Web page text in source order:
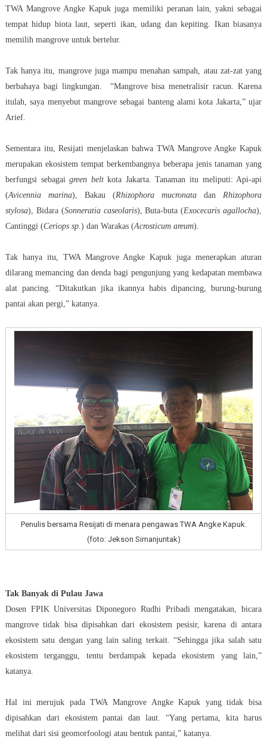
TWA Mangrove Angke Kapuk juga memiliki peranan lain, yakni sebagai
tempat hidup biota laut, seperti ikan, udang dan kepiting. Ikan biasanya
memilih mangrove untuk bertelur.
Tak hanya itu, mangrove juga mampu menahan sampah, atau zat-zat yang
berbahaya bagi lingkungan. “Mangrove bisa menetralisir racun. Karena
itulah, saya menyebut mangrove sebagai banteng alami kota Jakarta,” ujar
Arief.
Sementara itu, Resijati menjelaskan bahwa TWA Mangrove Angke Kapuk
merupakan ekosistem tempat berkembangnya beberapa jenis tanaman yang
berfungsi sebagaigreen beltkota Jakarta. Tanaman itu meliputi: Api-api
(Avicennia marina), Bakau (Rhizophora mucronata dan Rhizophora
stylosa), Bidara (Sonneratia caseolaris), Buta-buta (Exocecaris agallocha),
Cantinggi (Ceriops sp. ) dan Warakas (Acrosticum areum).
Tak hanya itu, TWA Mangrove Angke Kapuk juga menerapkan aturan
dilarang memancing dan denda bagi pengunjung yang kedapatan membawa
alat pancing. “Ditakutkan jika ikannya habis dipancing, burung-burung
pantai akan pergi,” katanya.
Penulis bersama Resijati di menara pengawas TWA Angke Kapuk.
(foto: Jekson Simanjuntak)
Tak Banyak di Pulau Jawa
Dosen FPIK Universitas Diponegoro Rudhi Pribadi mengatakan, bicara
mangrove tidak bisa dipisahkan dari ekosistem pesisir, karena di antara
ekosistem satu dengan yang lain saling terkait. “Sehingga jika salah satu
ekosistem terganggu, tentu berdampak kepada ekosistem yang lain,”
katanya.
Hal ini merujuk pada TWA Mangrove Angke Kapuk yang tidak bisa
dipisahkan dari ekosistem pantai dan laut. “Yang pertama, kita harus
melihat dari sisi geomorfoologi atau bentuk pantai,” katanya.